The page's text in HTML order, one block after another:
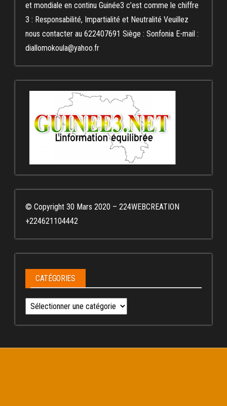
et mondiale en continu Guinée3 c’est comme le chiffre
3 : Responsabilité, Impartialité et Neutralité Veuillez
nous contacter au 622407691 Siège : Sonfonia E-mail :
diallomokoula@yahoo.fr
© Copyright 30 Mars 2020 – 224WEBCREATION
+224621104442
CATÉGORIES
Catégories